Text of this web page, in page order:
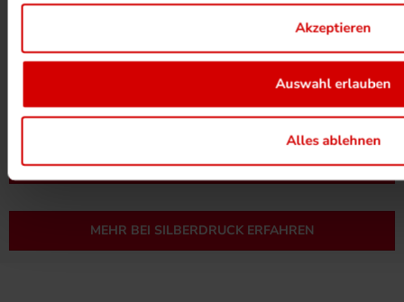
Akzeptieren
Auswahl erlauben
Alles ablehnen
MEHR ZUM ZERTIFIKAT
MEHR BEI SILBERDRUCK ERFAHREN